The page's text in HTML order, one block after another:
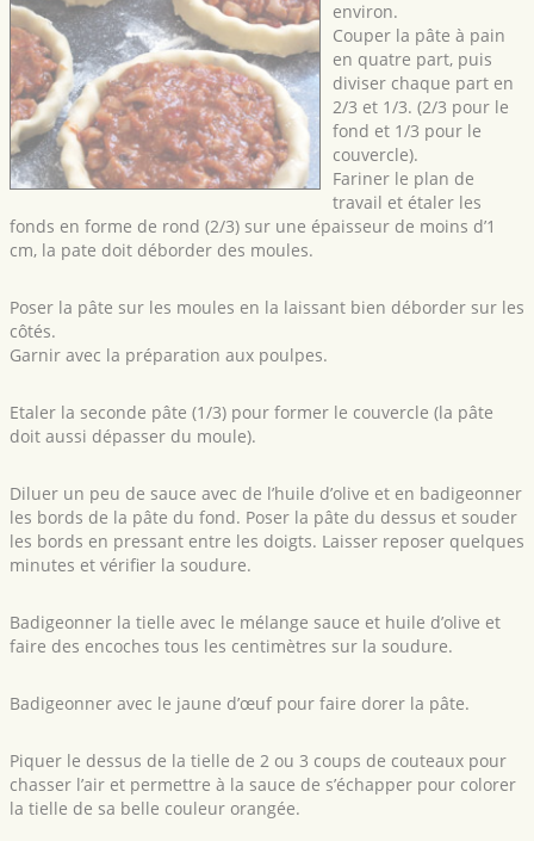
environ.
Couper la pâte à pain
en quatre part, puis
diviser chaque part en
2/3 et 1/3. (2/3 pour le
fond et 1/3 pour le
couvercle).
Fariner le plan de
travail et étaler les
fonds en forme de rond (2/3) sur une épaisseur de moins d’1
cm, la pate doit déborder des moules.
Poser la pâte sur les moules en la laissant bien déborder sur les
côtés.
Garnir avec la préparation aux poulpes.
Etaler la seconde pâte (1/3) pour former le couvercle (la pâte
doit aussi dépasser du moule).
Diluer un peu de sauce avec de l’huile d’olive et en badigeonner
les bords de la pâte du fond. Poser la pâte du dessus et souder
les bords en pressant entre les doigts. Laisser reposer quelques
minutes et vérifier la soudure.
Badigeonner la tielle avec le mélange sauce et huile d’olive et
faire des encoches tous les centimètres sur la soudure.
Badigeonner avec le jaune d’œuf pour faire dorer la pâte.
Piquer le dessus de la tielle de 2 ou 3 coups de couteaux pour
chasser l’air et permettre à la sauce de s’échapper pour colorer
la tielle de sa belle couleur orangée.